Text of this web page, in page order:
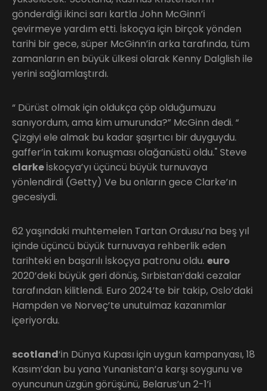
gönderdiği ikinci sarı kartla John McGinn’i
çevirmeye yardım etti. İskoçya için birçok yönden
tarihi bir gece, süper McGinn’in arka tarafında, tüm
zamanların en büyük ülkesi olarak Kenny Dalglish ile
yerini sağlamlaştırdı.
“ Dürüst olmak için oldukça çöp olduğumuzu
sanıyordum, ama kim umurunda?” McGinn dedi. “
Çizgiyi ele almak bu kadar şaşırtıcı bir duyguydu.
gaffer’in takımı konuşması olağanüstü oldu." Steve
clarkeİskoçya’yı üçüncü büyük turnuvaya
yönlendirdi (Getty) Ve bu onların gece Clarke’ın
gecesiydi.
62 yaşındaki muhtemelen Tartan Ordusu’na beş yıl
içinde üçüncü büyük turnuvaya rehberlik eden
tarihteki en başarılı İskoçya patronu oldu. euro
2020’deki büyük geri dönüş, Sırbistan’daki cezalar
tarafından kilitlendi. Euro 2024’te bir takip, Oslo’daki
Hampden ve Norveç’te unutulmaz kazanımlar
içeriyordu.
scotland‘in Dünya Kupası için uygun kampanyası, 18
Kasım’dan bu yana Yunanistan’a karşı soygunu ve
oyuncunun üzgün görüşünü, Belarus’un 2-1’i